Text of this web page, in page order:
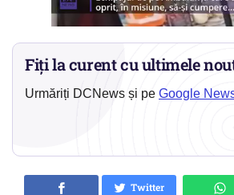
Fiți la curent cu ultimele
Urmăriți DCNews și pe Google
Twitter